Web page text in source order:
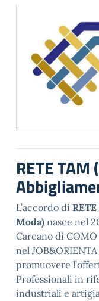
RETE TAM
L’accordo di
Moda) nasce nel
Carcano di
nel
promuovere
Professionali in
industriali e